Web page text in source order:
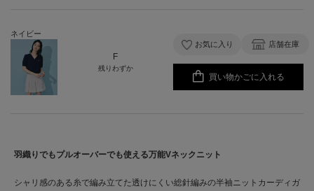
ネイビー
F
残りわずか
お気に入り 店舗在庫
買い物かごに入れる
羽織りでもプルオーバーでも使える万能Vネックニット
シャリ感のある糸で編み立てた透けにくい総針編みの半袖ニットカーディガ